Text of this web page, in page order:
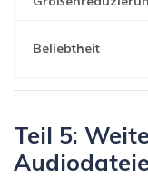
Beliebtheit
Teil 5: